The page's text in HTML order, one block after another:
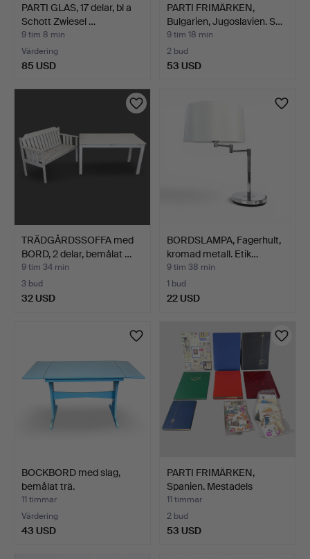
PARTI GLAS, 17 delar, bl a
Schott Zwiesel …
9 tim 8 min
Värdering
85 USD
PARTI FRIMÄRKEN,
Bulgarien, Jugoslavien. S…
9 tim 18 min
2 bud
53 USD
TRÄDGÅRDSSOFFA med
BORD, 2 delar, bemålat …
9 tim 34 min
3 bud
32 USD
BORDSLAMPA, Fagerhult,
kromad metall. Etik…
9 tim 38 min
1 bud
22 USD
BOCKBORD med slag,
bemålat trä.
11 timmar
Värdering
43 USD
PARTI FRIMÄRKEN,
Spanien. Mestadels
stämpl…
11 timmar
2 bud
53 USD